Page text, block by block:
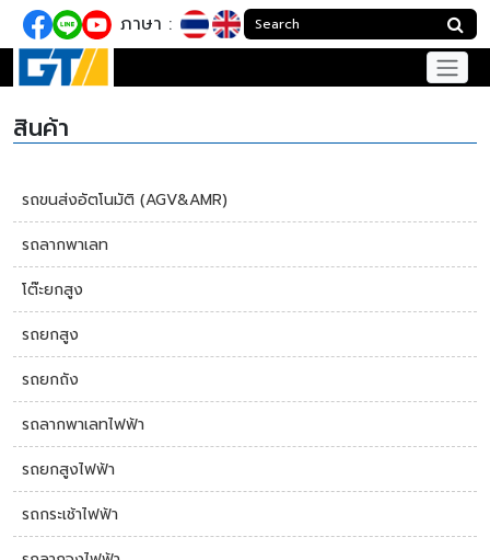
ภาษา :
สินค้า
รถขนส่งอัตโนมัติ (AGV&AMR)
รถลากพาเลท
โต๊ะยกสูง
รถยกสูง
รถยกถัง
รถลากพาเลทไฟฟ้า
รถยกสูงไฟฟ้า
รถกระเช้าไฟฟ้า